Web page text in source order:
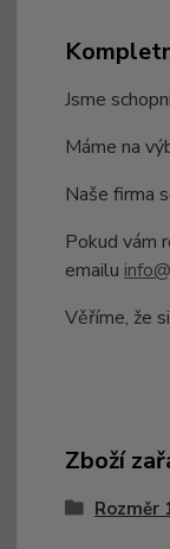
Jsme
Máme na
Naše firma
Pokud vám
emailu
Věříme, že
Zboží
Rozměr